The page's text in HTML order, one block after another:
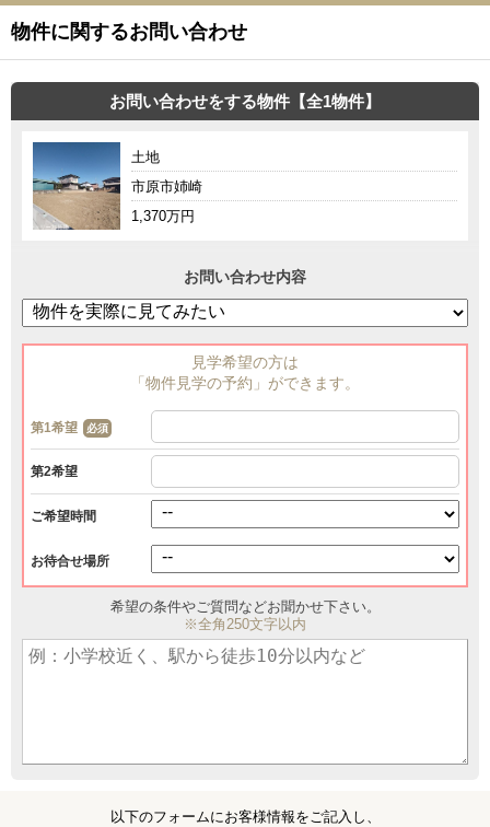
物件に関するお問い合わせ
お問い合わせをする物件【全1物件】
土地
市原市姉崎
1,370万円
お問い合わせ内容
見学希望の方は
「物件見学の予約」ができます。
第1希望 必須
第2希望
ご希望時間
お待合せ場所
希望の条件やご質問などお聞かせ下さい。
※全角250文字以内
以下のフォームにお客様情報をご記入し、